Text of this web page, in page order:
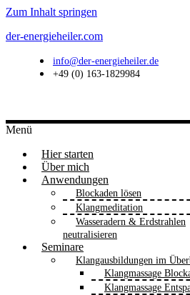
Zum Inhalt springen
der-energieheiler.com
info@der-energieheiler.de
+49 (0) 163-1829984
Menü
Hier starten
Über mich
Anwendungen
Blockaden lösen
Klangmeditation
Wasseradern & Erdstrahlen
neutralisieren
Seminare
Klangausbildungen im
Klangmassage
Klangmassage